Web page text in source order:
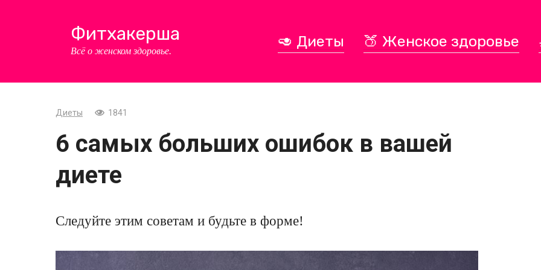
Фитхакерша
Всё о женском здоровье.
🥑 Диеты 🍑 Женское здоровье
Диеты 1841
6 самых больших ошибок в вашей
диете
Следуйте этим советам и будьте в форме!